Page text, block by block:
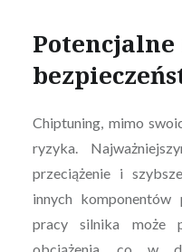
Chiptuning, mimo
ryzyka.
przeciążenie i
innych komponentów
pracy silnika może